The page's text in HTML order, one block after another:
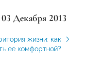
03 Декабря 2013
жизни: как
ее комфортной?